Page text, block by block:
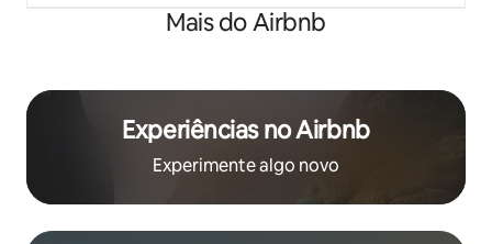
Mais do Airbnb
Experiências no Airbnb
Experimente algo novo